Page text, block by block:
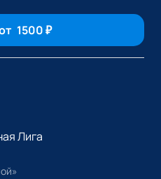
1500₽
Лига